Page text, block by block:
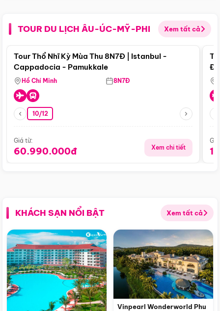
TOUR DU LỊCH ÂU-ÚC-MỸ-PHI Xem tất cả
Điểm nổi bật
Tour Thổ Nhĩ Kỳ Mùa Thu 8N7Đ | Istanbul -
Cappadocia - Pamukkale
Hồ Chí Minh 8N7Đ
10/12
Giá từ:
60.990.000đ Xem chi tiết
KHÁCH SẠN NỔI BẬT Xem tất cả
Vinpearl Wonderworld Phu